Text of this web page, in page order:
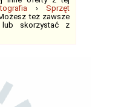
›Sprzęt
też zawsze
skorzystać z